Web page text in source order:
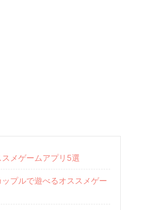
メゲームアプリ5選
プルで遊べるオススメゲー